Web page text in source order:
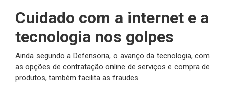
Cuidado com a internet e a
tecnologia nos golpes
Ainda segundo a Defensoria, o avanço da tecnologia, com
as opções de contratação online de serviços e compra de
produtos, também facilita as fraudes.